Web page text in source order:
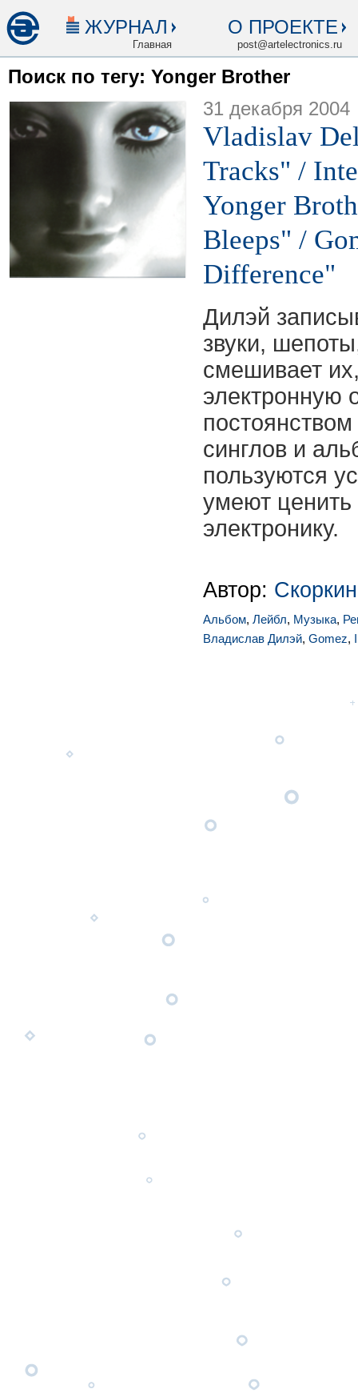
ЖУРНАЛ
Главная
О ПРОЕКТЕ
post@artelectronics.ru
Поиск по тегу: Yonger Brother
31 декабря 2004
Vladislav
Tracks" /
Yonger
Bleeps" /
Difference"
Дилэй
звуки,
смешивает
электронную
синглов и
пользуются
умеют
электронику.
Автор:
Альбом, Лейбл, Музыка,
Владислав Дилэй, Gomez,